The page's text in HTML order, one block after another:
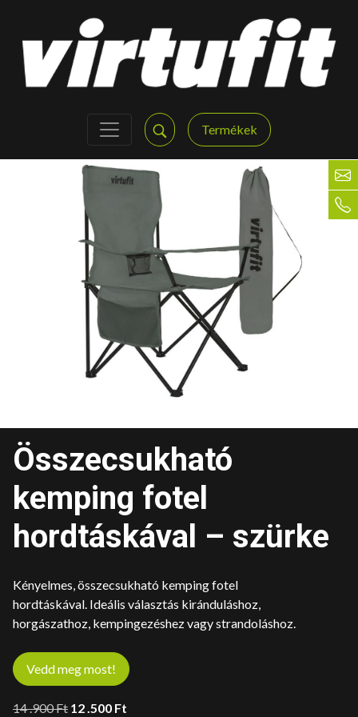
Termékek
Összecsukható
kemping fotel
hordtáskával – szürke
Kényelmes, összecsukható kemping fotel
hordtáskával. Ideális választás kiránduláshoz,
horgászathoz, kempingezéshez vagy strandoláshoz.
Vedd meg most!
14 .900Ft Original
12 .500 Ft